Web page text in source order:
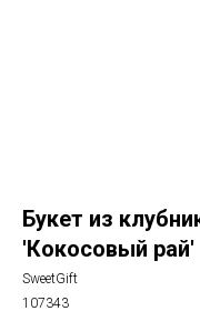
Букет из
'Кокосовый рай'
SweetGift
107343